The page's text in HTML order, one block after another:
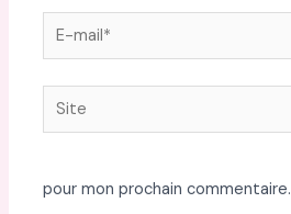
E-
mail*
Site
pour mon prochain commentaire.